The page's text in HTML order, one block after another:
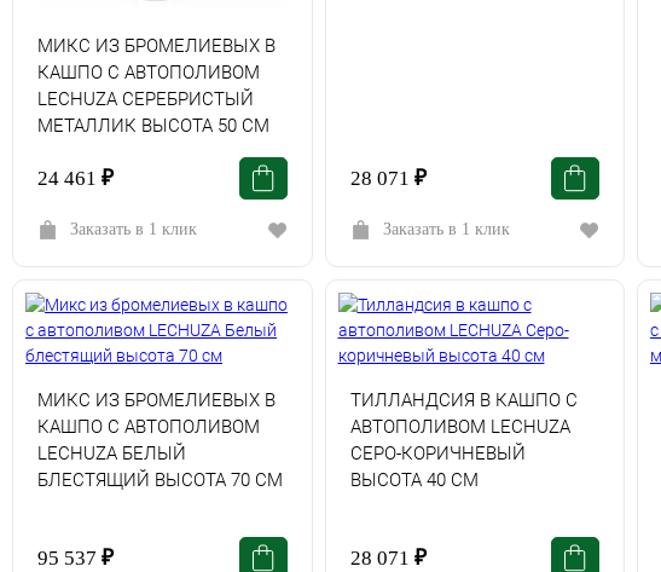
МИКС ИЗ БРОМЕЛИЕВЫХ В
КАШПО С АВТОПОЛИВОМ
LECHUZA СЕРЕБРИСТЫЙ
МЕТАЛЛИК ВЫСОТА 50 СМ
24 461 ₽
Заказать в 1 клик
28 071 ₽
Заказать в 1 клик
МИКС ИЗ БРОМЕЛИЕВЫХ В
КАШПО С АВТОПОЛИВОМ
LECHUZA БЕЛЫЙ
БЛЕСТЯЩИЙ ВЫСОТА 70 СМ
95 537 ₽
ТИЛЛАНДСИЯ В КАШПО С
АВТОПОЛИВОМ LECHUZA
СЕРО-КОРИЧНЕВЫЙ
ВЫСОТА 40 СМ
28 071 ₽